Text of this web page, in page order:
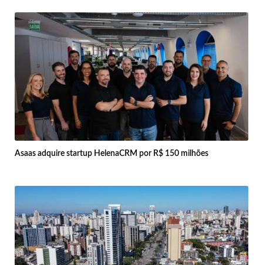
Asaas adquire startup HelenaCRM por R$ 150 milhões